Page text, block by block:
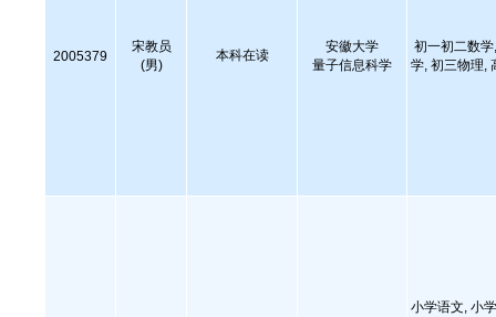
2005379
宋教员
(男)
本科在读
安徽大学
量子信息科学
初一初二数
学, 初三物理,
小学语文, 小